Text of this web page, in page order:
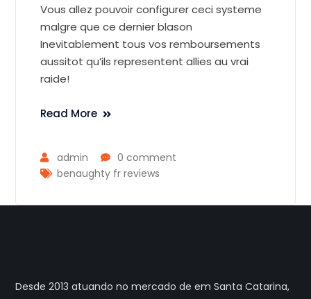
Vous allez pouvoir configurer ceci systeme
malgre que ce dernier blason
Inevitablement tous vos remboursements
aussitot qu’ils representent allies au vrai
raide!
Read More
admin
0 comment
benaughty fr reviews
Desde 2013 atuando no mercado de em Santa Catarina,